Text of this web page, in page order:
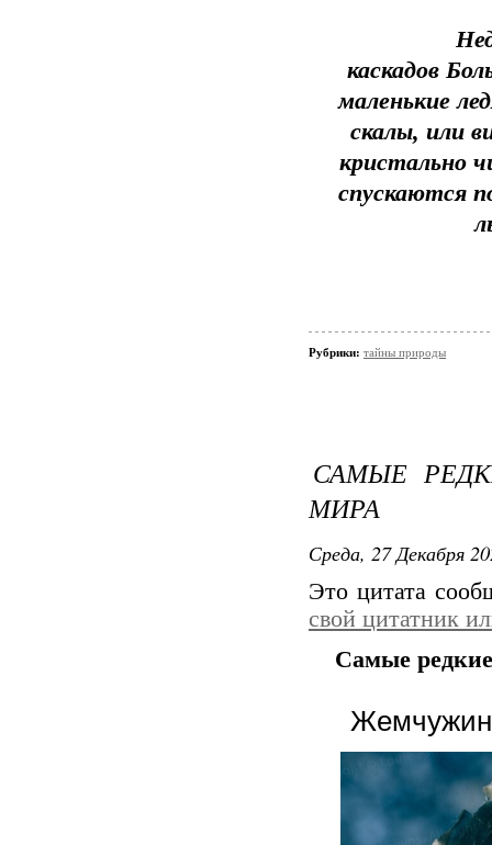
каскадов
маленькие
скалы, или
кристально
спускаются
Рубрики: тайны природы
САМЫЕ
МИРА
Среда, 27 Декабря
Это цитата
свой цитатник
Самые